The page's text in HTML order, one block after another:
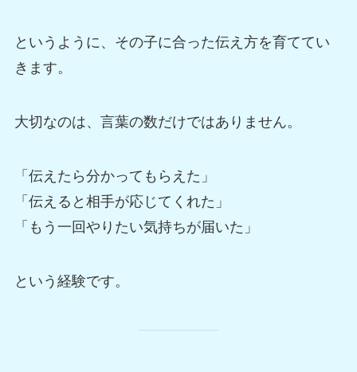
というように、その子に合った伝え方を育ててい
きます。
大切なのは、言葉の数だけではありません。
「伝えたら分かってもらえた」
「伝えると相手が応じてくれた」
「もう一回やりたい気持ちが届いた」
という経験です。